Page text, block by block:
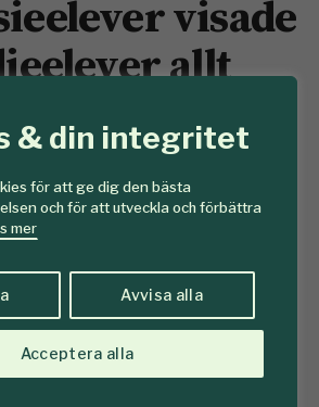
& din integritet
för att ge dig den bästa
och för att utveckla och förbättra
mer
Avvisa alla
Acceptera alla
visade
allt
Skogens
2000 elever och lärare besökte
under Skogens
från skogsnäringen i regionen
olika stationer som alla hade
deras produkter och allt innehåll
Gymnasieelever visade
hur det går till på
Arrangemanget var indelat i
trävaror, massa och papper,
och lantbruk.